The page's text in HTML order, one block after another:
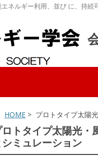
ネルギー利用、並び に、持
HOME > プロトタイプ太陽
トタイプ太陽光・
シミュレーション